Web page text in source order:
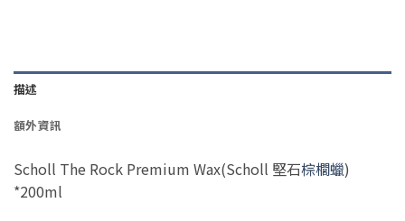
描述
額外資訊
Scholl The Rock Premium Wax(Scholl 堅石棕櫚蠟)
*200ml